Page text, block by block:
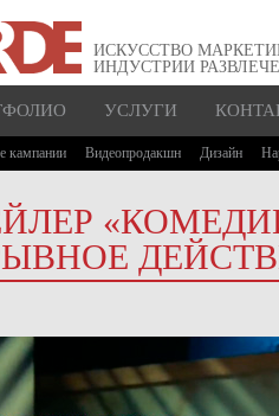
ИСКУССТВО
ИНДУСТРИИ
УСЛУГИ
кампании Видеопродакшн Дизайн